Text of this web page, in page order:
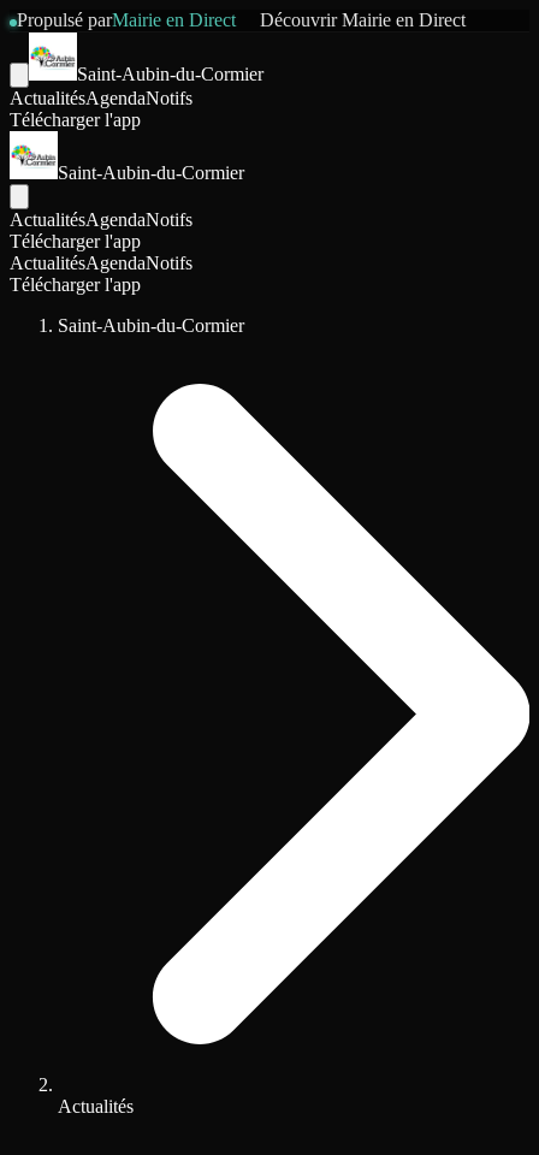
Propulsé parMairie en Direct DécouvrirMairie en Direct
Saint-Aubin-du-Cormier
ActualitésAgendaNotifs
Télécharger l'app
Saint-Aubin-du-Cormier
ActualitésAgendaNotifs
Télécharger l'app
ActualitésAgendaNotifs
Télécharger l'app
Saint-Aubin-du-Cormier
Actualités